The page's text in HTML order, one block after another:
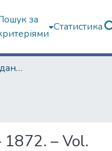
за
Статистика
9. Рідкісні та цінні видання
1872. – Vol.